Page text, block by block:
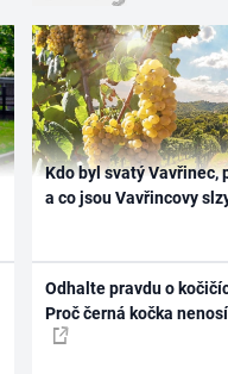
Kdo byl svatý Vavřinec,
a co jsou Vavřincovy
Odhalte pravdu o
Proč černá kočka